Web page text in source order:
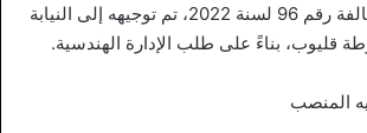
محضر رسمي بالمخالفة رقم 96 لسنة 2022، تم توجيهه إلى النيابة
قليوب، بناءً على طلب الإدارة الهندسية.
المنصب